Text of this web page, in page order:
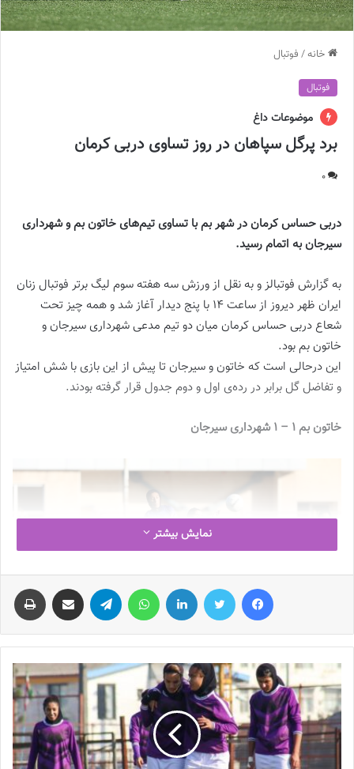
خانه/ فوتبال
فوتبال
موضوعات داغ
برد پرگل سپاهان در روز تساوی دربی کرمان
0
دربی حساس کرمان در شهر بم با تساوی تیم‌های خاتون بم و شهرداری
سیرجان به اتمام رسید.
به گزارش فوتبالز و به نقل از ورزش سه هفته سوم لیگ برتر فوتبال زنان
ایران ظهر دیروز از ساعت ۱۴ با پنج دیدار آغاز شد و همه چیز تحت
شعاع دربی حساس کرمان میان دو تیم مدعی شهرداری سیرجان و
خاتون بم بود.
این درحالی است که خاتون و سیرجان تا پیش از این بازی با شش امتیاز
و تفاضل گل برابر در رده‌ی اول و دوم جدول قرار گرفته بودند.
خاتون بم ۱ – ۱ شهرداری سیرجان
بدون شک می‌توان این دیدار را مهم‌ترین مسابقه سال‌های اخیر فوتبال
زنان دانست، دو تیم هم استانی که سال‌هاست در رده‌ی اول و دوم
جدول قرار دارند و همیشه رقبای اصلی یکدیگر برای کسب قهرمانی
بوده‌اند، در نیمه نخست این بازی، شهرداری سیرجان عملکرد خوبی
نمایش بیشتر
فیس بوک توییتر لینکدین تلگرام اشتراک گذاری از طریق ایمیل